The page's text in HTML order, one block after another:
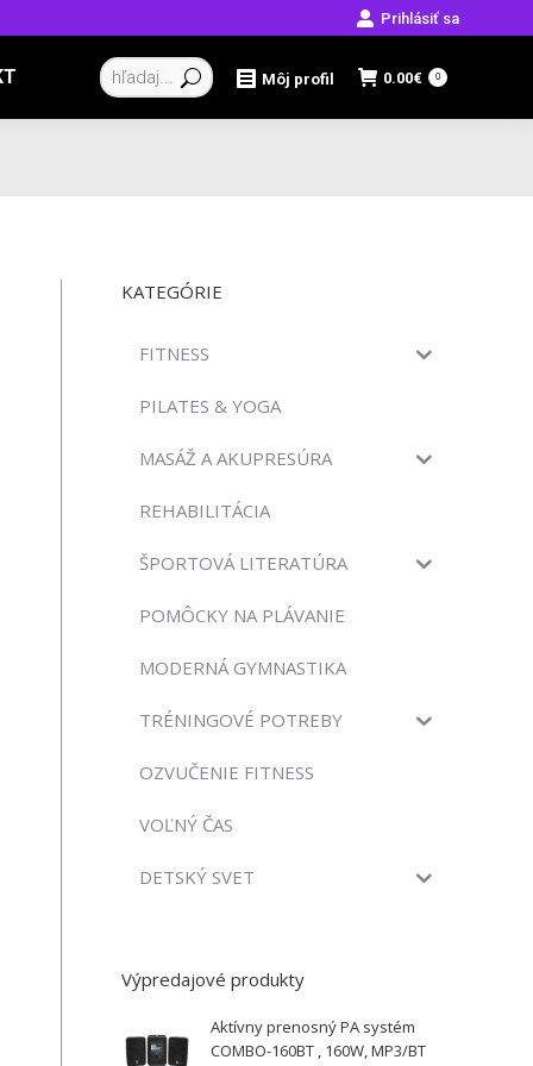
Prihlásiť sa
Vyhľadávanie: Môj profil 0.00€ 0
KATEGÓRIE
FITNESS
PILATES & YOGA
MASÁŽ A AKUPRESÚRA
REHABILITÁCIA
ŠPORTOVÁ LITERATÚRA
POMÔCKY NA PLÁVANIE
MODERNÁ GYMNASTIKA
TRÉNINGOVÉ POTREBY
OZVUČENIE FITNESS
VOĽNÝ ČAS
DETSKÝ SVET
Výpredajové produkty
Aktívny prenosný PA systém
COMBO-160BT , 160W, MP3/BT